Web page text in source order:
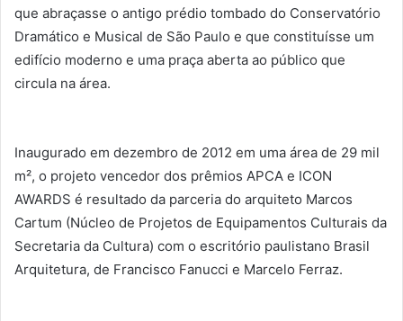
que abraçasse o antigo prédio tombado do Conservatório
Dramático e Musical de São Paulo e que constituísse um
edifício moderno e uma praça aberta ao público que
circula na área.
Inaugurado em dezembro de 2012 em uma área de 29 mil
m², o projeto vencedor dos prêmios APCA e ICON
AWARDS é resultado da parceria do arquiteto Marcos
Cartum (Núcleo de Projetos de Equipamentos Culturais da
Secretaria da Cultura) com o escritório paulistano Brasil
Arquitetura, de Francisco Fanucci e Marcelo Ferraz.